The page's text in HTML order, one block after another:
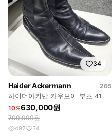
34
Haider Ackermann
265
하이더아커만 카우보이 부츠 41
10%630,000원
700,000원
492 34